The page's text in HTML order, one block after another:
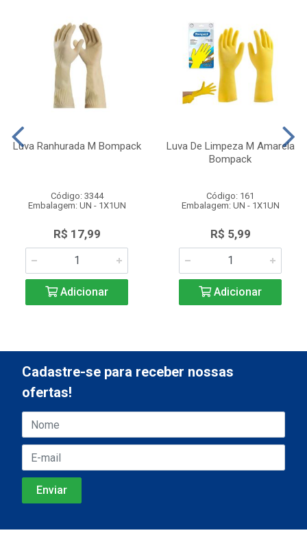
Luva Ranhurada M Bompack
Código: 3344
Embalagem: UN - 1X1UN
R$ 17,99
Adicionar
Luva De Limpeza M Amarela
Bompack
Código: 161
Embalagem: UN - 1X1UN
R$ 5,99
Adicionar
Cadastre-se para receber nossas
ofertas!